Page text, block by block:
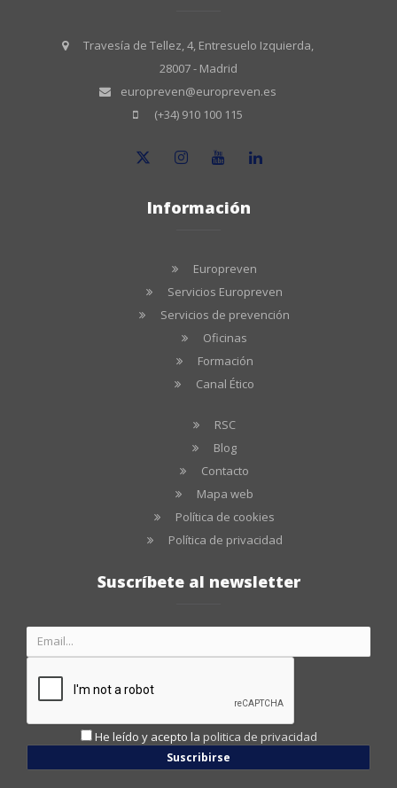
Travesía de Tellez, 4, Entresuelo Izquierda,
28007 - Madrid
europreven@europreven.es
(+34) 910 100 115
Información
Europreven
Servicios Europreven
Servicios de prevención
Oficinas
Formación
Canal Ético
RSC
Blog
Contacto
Mapa web
Política de cookies
Política de privacidad
Suscríbete al newsletter
He leído y acepto la politica de privacidad
Suscribirse